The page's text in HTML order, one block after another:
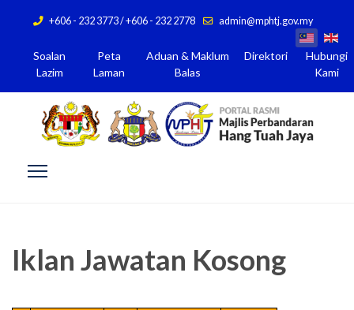
+606 - 232 3773 / +606 - 232 2778 admin@mphtj.gov.my
Soalan
Lazim
Peta
Laman
Aduan & Maklum
Balas
Direktori
Hubungi
Kami
Iklan Jawatan Kosong